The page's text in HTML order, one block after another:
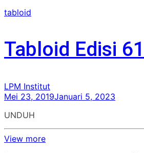
tabloid
Tabloid Edisi 61
LPM Institut
Mei 23, 2019Januari 5, 2023
UNDUH
View more